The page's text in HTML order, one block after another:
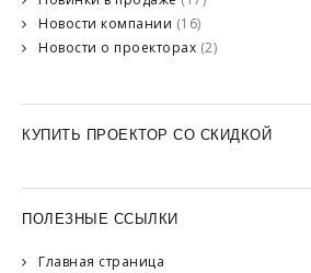
Новости компании (16)
Новости о проекторах (2)
КУПИТЬ ПРОЕКТОР СО СКИДКОЙ
ПОЛЕЗНЫЕ ССЫЛКИ
Главная страница